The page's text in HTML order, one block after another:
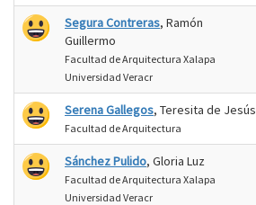
Segura Contreras, Ramón
Guillermo
Facultad de Arquitectura Xalapa
Universidad Veracr
Serena Gallegos, Teresita de Jesús
Facultad de Arquitectura
Sánchez Pulido, Gloria Luz
Facultad de Arquitectura Xalapa
Universidad Veracr